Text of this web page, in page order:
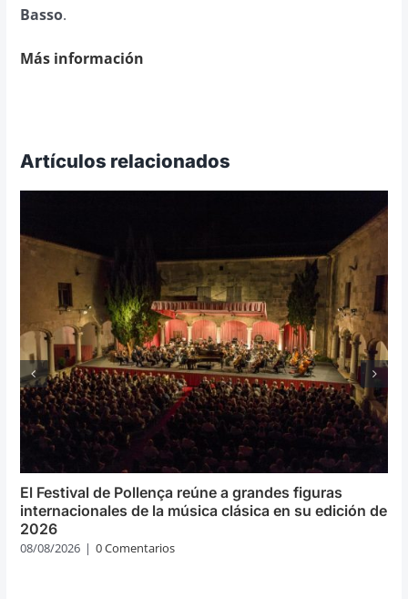
Basso.
Más información
Artículos relacionados
El Festival de Pollença reúne a grandes figuras
internacionales de la música clásica en su edición de
2026
08/08/2026 | 0 Comentarios